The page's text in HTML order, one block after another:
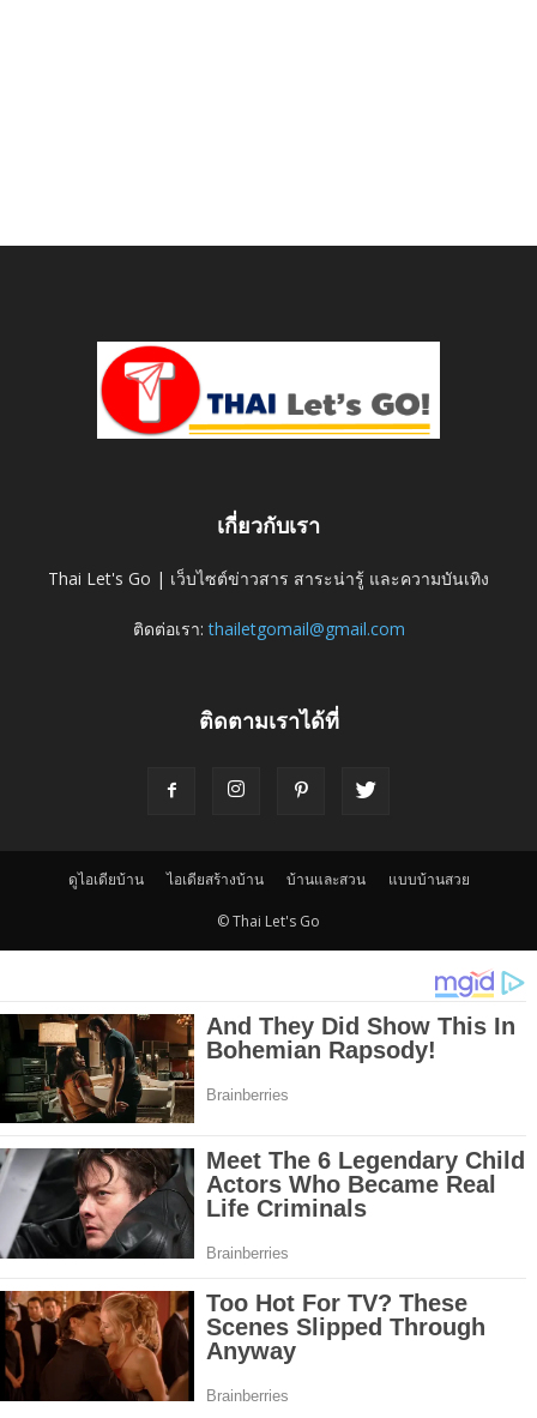
เกี่ยวกับเรา
Thai Let's Go | เว็บไซต์ข่าวสาร สาระน่ารู้ และความบันเทิง
ติดต่อเรา:thailetgomail@gmail.com
ติดตามเราได้ที่
ดูไอเดียบ้าน ไอเดียสร้างบ้าน บ้านและสวน แบบบ้านสวย
© Thai Let's Go